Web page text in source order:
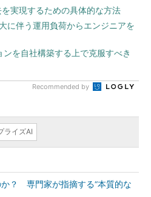
実現するための具体的な方法
に伴う運用負荷からエンジニアを
を自社構築する上で克服すべき
Recommended by
ライズAI
か？ 専門家が指摘する“本質的な